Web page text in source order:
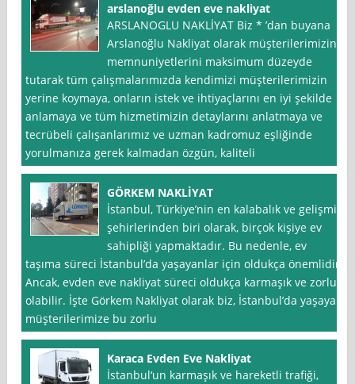
arslanoğlu evden eve nakliyat
ARSLANOGLU NAKLİYAT Biz * ’dan buyana
Arslanoğlu Nakliyat olarak müşterilerimizin
memnuniyetlerini maksimum düzeyde
tutarak tüm çalışmalarımızda kendimizi müşterilerimizin
yerine koymaya, onların istek ve ihtiyaçlarını en iyi şekilde
anlamaya ve tüm hizmetimizin detaylarını anlatmaya ve
tecrübeli çalışanlarımız ve uzman kadromuz eşliğinde
yorulmanıza gerek kalmadan özgün, kaliteli
GÖRKEM NAKLİYAT
İstanbul, Türkiye’nin en kalabalık ve gelişmiş
şehirlerinden biri olarak, birçok kişiye ev
sahipliği yapmaktadır. Bu nedenle, ev
taşıma süreci İstanbul’da yaşayanlar için oldukça önemlidir.
Ancak, evden eve nakliyat süreci oldukça karmaşık ve zorlu
olabilir. İşte Görkem Nakliyat olarak biz, İstanbul’da yaşayan
müşterilerimize bu zorlu
Karaca Evden Eve Nakliyat
İstanbul‘un karmaşık ve hareketli trafiği,